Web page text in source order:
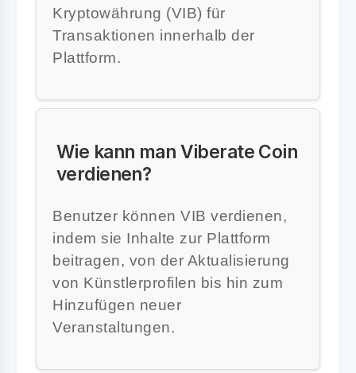
Kryptowährung (VIB) für
Transaktionen innerhalb der
Plattform.
Wie kann man Viberate Coin
verdienen?
Benutzer können VIB verdienen,
indem sie Inhalte zur Plattform
beitragen, von der Aktualisierung
von Künstlerprofilen bis hin zum
Hinzufügen neuer
Veranstaltungen.